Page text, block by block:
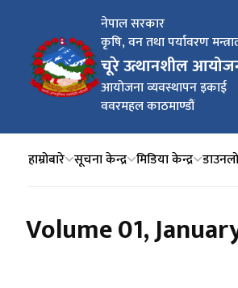
नेपाल सरकार
कृषि, वन तथा पर्यावरण
चूरे उत्थानशील
आयोजना व्यवस्थापन इकाई
ववरमहल काठमाण्डौं
हाम्रोबारे सूचना केन्द्र मिडिया केन्द्र
Volume 01,